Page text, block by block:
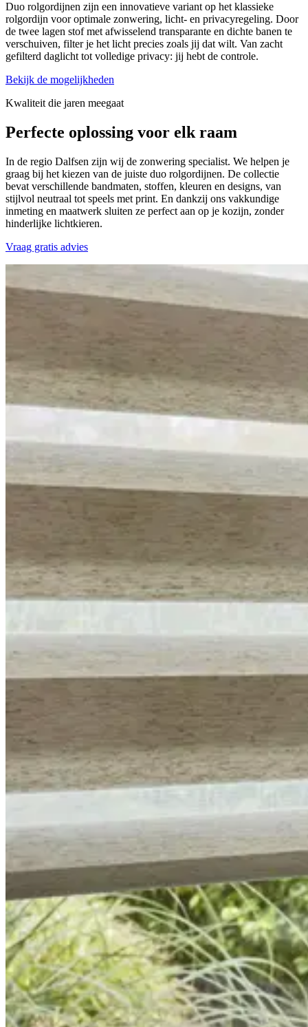
Duo rolgordijnen zijn een innovatieve variant op het klassieke
rolgordijn voor optimale zonwering, licht- en privacyregeling. Door
de twee lagen stof met afwisselend transparante en dichte banen te
verschuiven, filter je het licht precies zoals jij dat wilt. Van zacht
gefilterd daglicht tot volledige privacy: jij hebt de controle.
Bekijk de mogelijkheden
Kwaliteit die jaren meegaat
Perfecte oplossing voor elk raam
In de regio Dalfsen zijn wij de zonwering specialist. We helpen je
graag bij het kiezen van de juiste duo rolgordijnen. De collectie
bevat verschillende bandmaten, stoffen, kleuren en designs, van
stijlvol neutraal tot speels met print. En dankzij ons vakkundige
inmeting en maatwerk sluiten ze perfect aan op je kozijn, zonder
hinderlijke lichtkieren.
Vraag gratis advies